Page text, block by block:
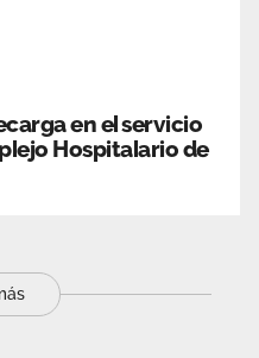
en el servicio
Hospitalario de